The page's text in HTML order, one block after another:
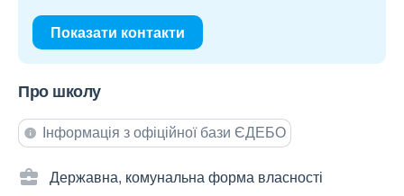
Показати контакти
Про школу
Інформація з офіційної бази ЄДЕБО
Державна, комунальна форма власності